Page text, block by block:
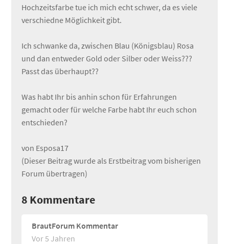
Hochzeitsfarbe tue ich mich echt schwer, da es viele
verschiedne Möglichkeit gibt.
Ich schwanke da, zwischen Blau (Königsblau) Rosa
und dan entweder Gold oder Silber oder Weiss???
Passt das überhaupt??
Was habt Ihr bis anhin schon für Erfahrungen
gemacht oder für welche Farbe habt Ihr euch schon
entschieden?
von Esposa17
(Dieser Beitrag wurde als Erstbeitrag vom bisherigen
Forum übertragen)
8 Kommentare
BrautForum Kommentar
Vor 5 Jahren